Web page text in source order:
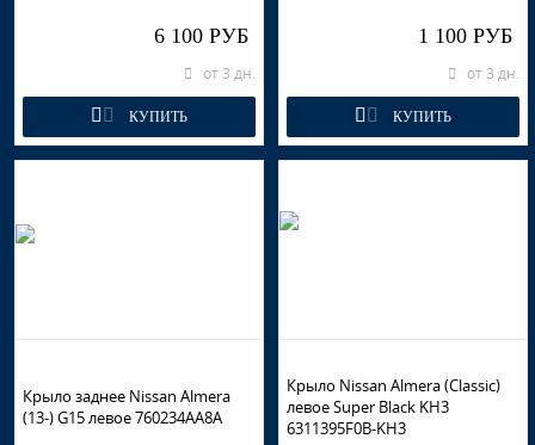
6 100 РУБ
от 3 дн.
КУПИТЬ
1 100 РУБ
от 3 дн.
КУПИТЬ
Крыло заднее Nissan Almera
(13-) G15 левое 760234AA8A
Крыло Nissan Almera (Classic)
левое Super Black KH3
6311395F0B-KH3